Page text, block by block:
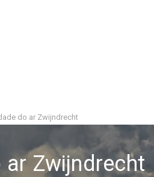
do ar Zwijndrecht
Zwijndrecht